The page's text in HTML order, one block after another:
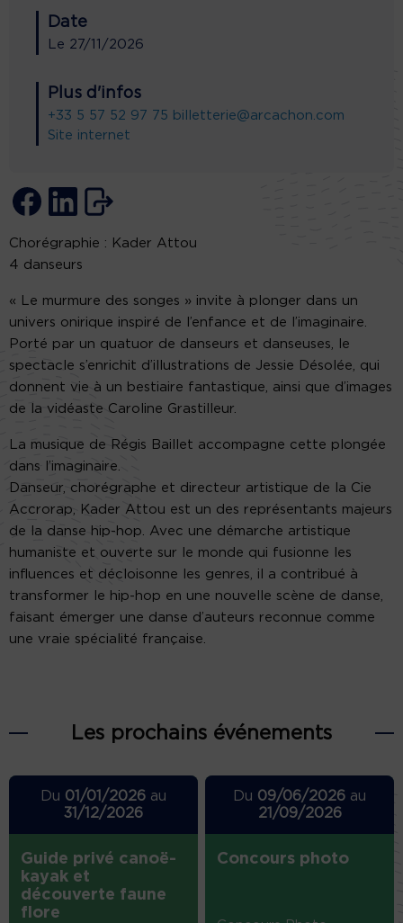
Date
Le 27/11/2026
Plus d'infos
+33 5 57 52 97 75 billetterie@arcachon.com
Site internet
Chorégraphie : Kader Attou
4 danseurs
« Le murmure des songes » invite à plonger dans un
univers onirique inspiré de l’enfance et de l’imaginaire.
Porté par un quatuor de danseurs et danseuses, le
spectacle s’enrichit d’illustrations de Jessie Désolée, qui
donnent vie à un bestiaire fantastique, ainsi que d’images
de la vidéaste Caroline Grastilleur.
La musique de Régis Baillet accompagne cette plongée
dans l’imaginaire.
Danseur, chorégraphe et directeur artistique de la Cie
Accrorap, Kader Attou est un des représentants majeurs
de la danse hip-hop. Avec une démarche artistique
humaniste et ouverte sur le monde qui fusionne les
influences et décloisonne les genres, il a contribué à
transformer le hip-hop en une nouvelle scène de danse,
faisant émerger une danse d’auteurs reconnue comme
une vraie spécialité française.
Les prochains événements
Du 01/01/2026au
31/12/2026
Guide privé canoë-
kayak et
découverte faune
flore
Du 09/06/2026 au
21/09/2026
Concours photo